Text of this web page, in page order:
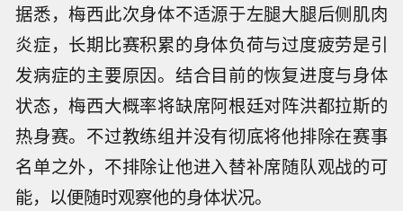
据悉，梅西此次身体不适源于左腿大腿后侧肌肉
炎症，长期比赛积累的身体负荷与过度疲劳是引
发病症的主要原因。结合目前的恢复进度与身体
状态，梅西大概率将缺席阿根廷对阵洪都拉斯的
热身赛。不过教练组并没有彻底将他排除在赛事
名单之外，不排除让他进入替补席随队观战的可
能，以便随时观察他的身体状况。